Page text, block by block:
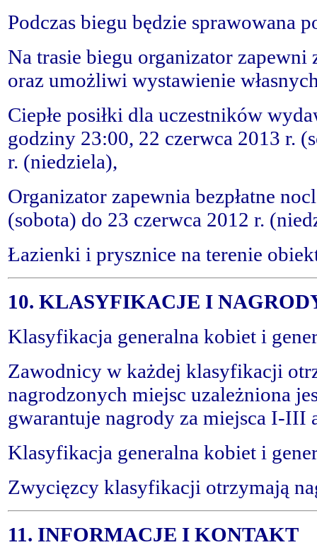
Podczas biegu będzie sprawowana
Na trasie biegu organizator zapewni
oraz umożliwi wystawienie
Ciepłe posiłki dla uczestników
godziny 23:00, 22 czerwca 2013 r.
r. (niedziela),
Organizator zapewnia bezpłatne
(sobota) do 23 czerwca 2012 r.
Łazienki i prysznice na terenie
10. KLASYFIKACJE I
Klasyfikacja generalna kobiet i
Zawodnicy w każdej klasyfikacji
nagrodzonych miejsc uzależniona
gwarantuje nagrody za miejsca I-III
Klasyfikacja generalna kobiet i
Zwycięzcy klasyfikacji otrzymają
11. INFORMACJE I KONTAKT